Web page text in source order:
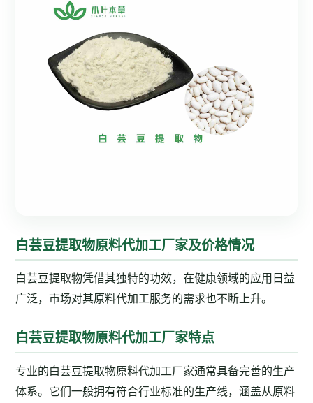
白芸豆提取物原料代加工厂家及价格情况
白芸豆提取物凭借其独特的功效，在健康领域的应用日益
广泛，市场对其原料代加工服务的需求也不断上升。
白芸豆提取物原料代加工厂家特点
专业的白芸豆提取物原料代加工厂家通常具备完善的生产
体系。它们一般拥有符合行业标准的生产线，涵盖从原料